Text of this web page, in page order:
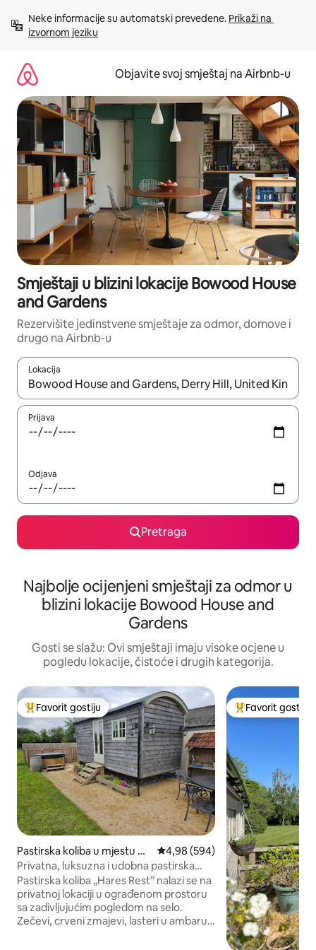
sadržaj
Neke informacije su automatski prevedene. Prikaži na
izvornom jeziku
Objavite svoj smještaj na Airbnb-u
Smještaji u blizini lokacije Bowood House
and Gardens
Rezervišite jedinstvene smještaje za odmor, domove i
drugo na Airbnb-u
Lokacija
Kad su rezultati dostupni, možete da se krećete kroz njih
Prijava
Odjava
Pretraga
Najbolje ocijenjeni smještaji za odmor u
blizini lokacije Bowood House and
Gardens
Gosti se slažu: Ovi smještaji imaju visoke ocjene u
pogledu lokacije, čistoće i drugih kategorija.
Glavni favorit gostiju
Favorit gostiju
Pastirska koliba u mjestu Ch
ippenham
prosječna ocjena 4,98 od 5,
4,98 (594)
Privatna, luksuzna i udobna pastirska
koliba
Pastirska koliba „Hares Rest” nalazi se na
privatnoj lokaciji u ograđenom prostoru
sa zadivljujućim pogledom na selo.
Zečevi, crveni zmajevi, lasteri u ambaru i
Glavni favorit
Favorit gostiju